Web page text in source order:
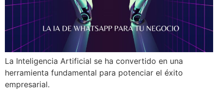
La Inteligencia Artificial se ha convertido en una
herramienta fundamental para potenciar el éxito
empresarial.